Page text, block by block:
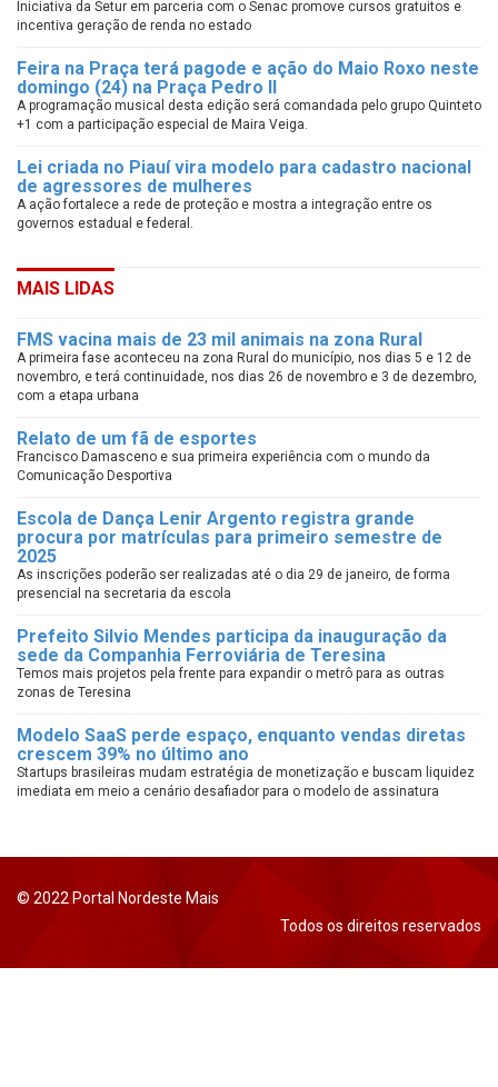
Iniciativa da Setur em parceria com o Senac promove cursos gratuitos e
incentiva geração de renda no estado
Feira na Praça terá pagode e ação do Maio Roxo neste
domingo (24) na Praça Pedro II
A programação musical desta edição será comandada pelo grupo Quinteto
+1 com a participação especial de Maira Veiga.
Lei criada no Piauí vira modelo para cadastro nacional
de agressores de mulheres
A ação fortalece a rede de proteção e mostra a integração entre os
governos estadual e federal.
MAIS LIDAS
FMS vacina mais de 23 mil animais na zona Rural
A primeira fase aconteceu na zona Rural do município, nos dias 5 e 12 de
novembro, e terá continuidade, nos dias 26 de novembro e 3 de dezembro,
com a etapa urbana
Relato de um fã de esportes
Francisco Damasceno e sua primeira experiência com o mundo da
Comunicação Desportiva
Escola de Dança Lenir Argento registra grande
procura por matrículas para primeiro semestre de
2025
As inscrições poderão ser realizadas até o dia 29 de janeiro, de forma
presencial na secretaria da escola
Prefeito Silvio Mendes participa da inauguração da
sede da Companhia Ferroviária de Teresina
Temos mais projetos pela frente para expandir o metrô para as outras
zonas de Teresina
Modelo SaaS perde espaço, enquanto vendas diretas
crescem 39% no último ano
Startups brasileiras mudam estratégia de monetização e buscam liquidez
imediata em meio a cenário desafiador para o modelo de assinatura
© 2022 Portal Nordeste Mais
Todos os direitos reservados